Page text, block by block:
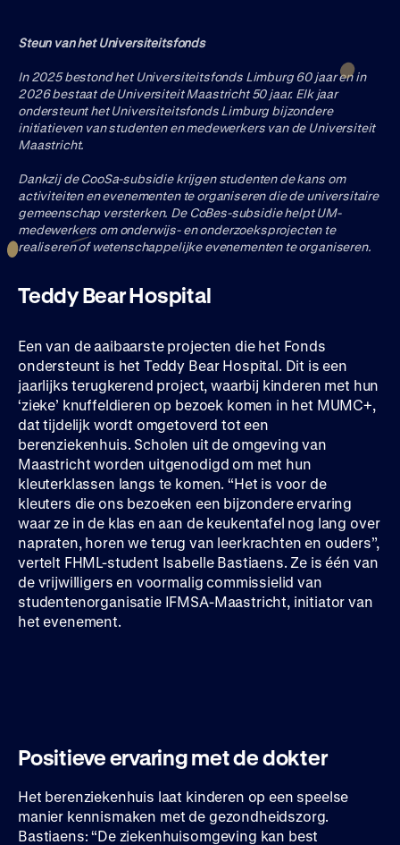
Steun van het Universiteitsfonds
In 2025 bestond het Universiteitsfonds Limburg 60 jaar en in
2026 bestaat de Universiteit Maastricht 50 jaar. Elk jaar
ondersteunt het Universiteitsfonds Limburg bijzondere
initiatieven van studenten en medewerkers van de Universiteit
Maastricht.
Dankzij de CooSa-subsidie krijgen studenten de kans om
activiteiten en evenementen te organiseren die de universitaire
gemeenschap versterken. De CoBes-subsidie helpt UM-
medewerkers om onderwijs- en onderzoeksprojecten te
realiseren of wetenschappelijke evenementen te organiseren.
Teddy Bear Hospital
Een van de aaibaarste projecten die het Fonds
ondersteunt is het Teddy Bear Hospital. Dit is een
jaarlijks terugkerend project, waarbij kinderen met hun
‘zieke’ knuffeldieren op bezoek komen in het MUMC+,
dat tijdelijk wordt omgetoverd tot een
berenziekenhuis. Scholen uit de omgeving van
Maastricht worden uitgenodigd om met hun
kleuterklassen langs te komen. “Het is voor de
kleuters die ons bezoeken een bijzondere ervaring
waar ze in de klas en aan de keukentafel nog lang over
napraten, horen we terug van leerkrachten en ouders”,
vertelt FHML-student Isabelle Bastiaens. Ze is één van
de vrijwilligers en voormalig commissielid van
studentenorganisatie IFMSA-Maastricht, initiator van
het evenement.
Positieve ervaring met de dokter
Het berenziekenhuis laat kinderen op een speelse
manier kennismaken met de gezondheidszorg.
Bastiaens: “De ziekenhuisomgeving kan best